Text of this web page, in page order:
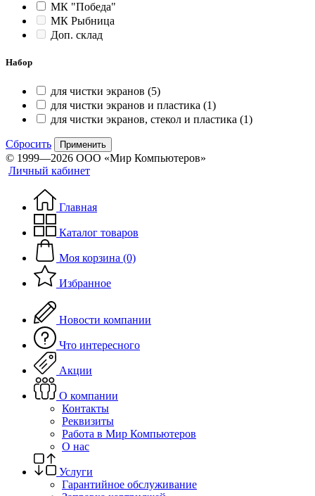
МК "Победа"
МК Рыбница
Доп. склад
Набор
для чистки экранов (5)
для чистки экранов и пластика (1)
для чистки экранов, стекол и пластика (1)
Сбросить Применить
© 1999—2026 ООО «Мир Компьютеров»
Личный кабинет
Главная
Каталог товаров
Моя корзина (0)
Избранное
Новости компании
Что интересного
Акции
О компании
Контакты
Реквизиты
Работа в Мир Компьютеров
О нас
Услуги
Гарантийное обслуживание